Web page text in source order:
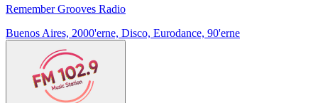
Remember Grooves Radio
Buenos Aires, 2000'erne, Disco, Eurodance, 90'erne